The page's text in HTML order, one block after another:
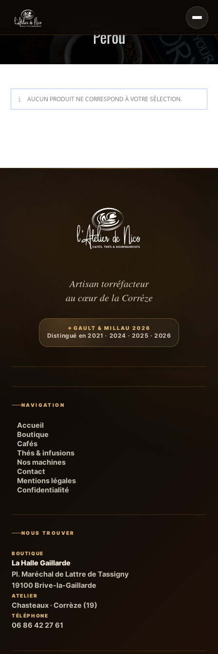
Pérou
AUCUN PRODUIT NE CORRESPOND À VOTRE SÉLECTION.
Artisan torréfacteur
au cœur de la Corrèze
GAULT & MILLAU 2026
Distingué en 2021 · 2024 · 2025 · 2026
NAVIGATION
Accueil
Boutique
Cafés
Thés & infusions
Nos machines
Contact
Mentions légales
Confidentialité
NOUS TROUVER
BOUTIQUE
La Halle Gaillarde
Pl. Maréchal de Lattre de Tassigny
19100 Brive-la-Gaillarde
ATELIER
Chasteaux · Corrèze (19)
TÉLÉPHONE
06 86 42 27 61